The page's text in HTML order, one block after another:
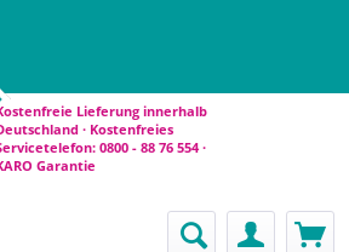
Lieferung innerhalb
· Kostenfreies
0800 - 88 76 554 ·
Garantie